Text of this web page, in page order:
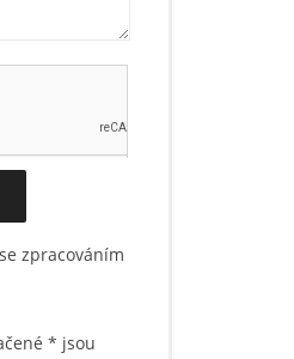
zpracováním
* jsou